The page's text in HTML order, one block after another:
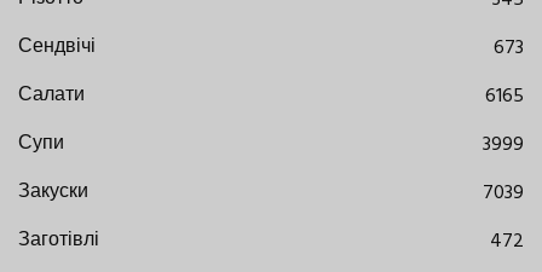
Сендвічі
673
Салати
6165
Супи
3999
Закуски
7039
Заготівлі
472